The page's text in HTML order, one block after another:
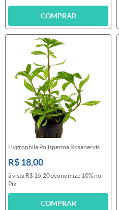
COMPRAR
Hygrophila Polisperma Rosanervis
R$ 18,00
à vista R$ 16,20economize 10% no
Pix
COMPRAR